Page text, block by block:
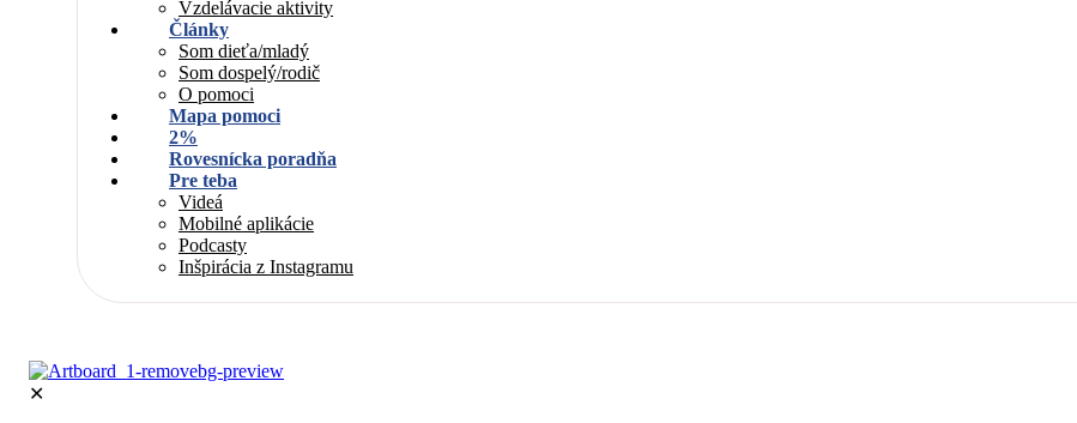
Vzdelávacie aktivity
Články
Som dieťa/mladý
Som dospelý/rodič
O pomoci
Mapa pomoci
2%
Rovesnícka poradňa
Pre teba
Videá
Mobilné aplikácie
Podcasty
Inšpirácia z Instagramu
✕